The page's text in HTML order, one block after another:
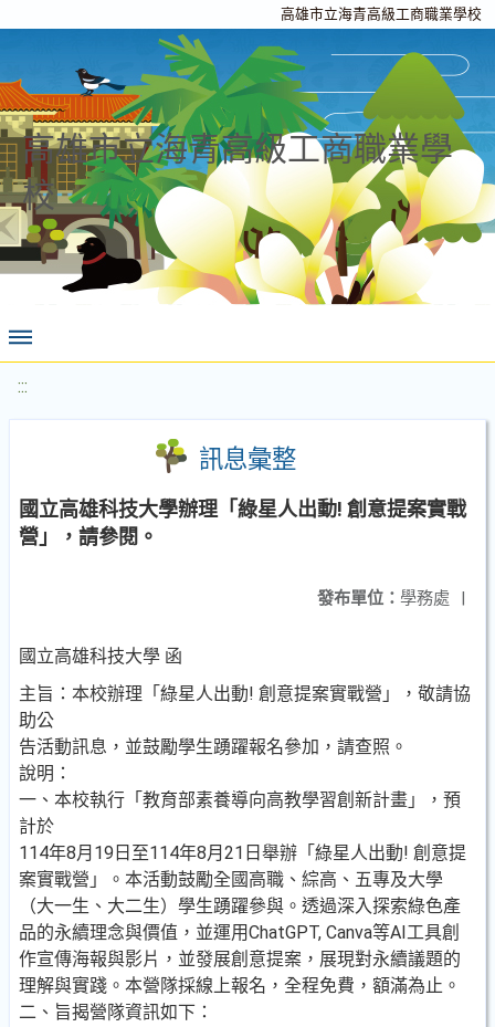
高雄市立海青高級工商職業學校
高雄市立海青高級工商職業學
校
:::
訊息彙整
國立高雄科技大學辦理「綠星人出動! 創意提案實戰
營」，請參閱。
發布單位： 學務處 |
國立高雄科技大學 函
主旨：本校辦理「綠星人出動! 創意提案實戰營」，敬請協
助公
告活動訊息，並鼓勵學生踴躍報名參加，請查照。
說明：
一、本校執行「教育部素養導向高教學習創新計畫」，預
計於
114年8月19日至114年8月21日舉辦「綠星人出動! 創意提
案實戰營」。本活動鼓勵全國高職、綜高、五專及大學
（大一生、大二生）學生踴躍參與。透過深入探索綠色產
品的永續理念與價值，並運用ChatGPT, Canva等AI工具創
作宣傳海報與影片，並發展創意提案，展現對永續議題的
理解與實踐。本營隊採線上報名，全程免費，額滿為止。
二、旨揭營隊資訊如下：